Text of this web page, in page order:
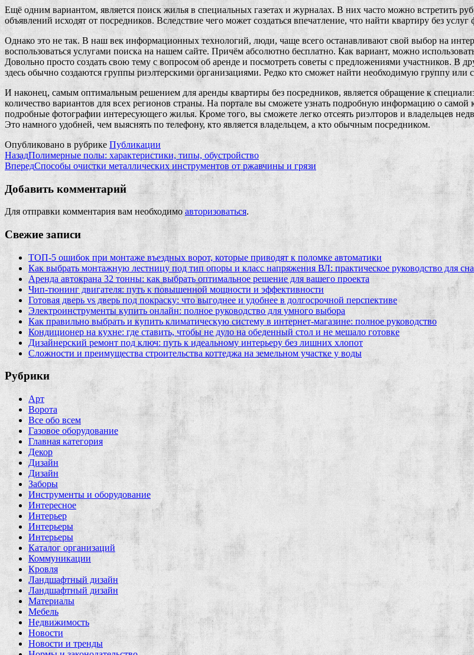
Ещё одним вариантом, является поиск жилья в специальных газетах и журналах. В них часто можно встретить
объявлений исходят от посредников. Вследствие чего может создаться впечатление, что найти квартиру без
Однако это не так. В наш век информационных технологий, люди, чаще всего останавливают свой выбор на
воспользоваться услугами поиска на нашем сайте. Причём абсолютно бесплатно. Как вариант, можно
Довольно просто создать свою тему с вопросом об аренде и посмотреть советы с предложениями участников. В
здесь обычно создаются группы риэлтерскими организациями. Редко кто сможет найти необходимую группу или
И наконец, самым оптимальным решением для аренды квартиры без посредников, является обращение к
количество вариантов для всех регионов страны. На портале вы сможете узнать подробную информацию о самой
подробные фотографии интересующего жилья. Кроме того, вы сможете легко отсеять риэлторов и владельцев
Это намного удобней, чем выяснять по телефону, кто является владельцем, а кто обычным посредником.
Опубликовано в рубрике Публикации
НазадПолимерные полы: характеристики, типы, обустройство
ВпередСпособы очистки металлических инструментов от ржавчины и грязи
Добавить комментарий
Для отправки комментария вам необходимоавторизоваться.
Свежие записи
ТОП-5 ошибок при монтаже въездных ворот, которые приводят к поломке автоматики
Как выбрать монтажную лестницу под тип опоры и класс напряжения ВЛ: практическое руководство для
Аренда автокрана 32 тонны: как выбрать оптимальное решение для вашего проекта
Чип‑тюнинг двигателя: путь к повышенной мощности и эффективности
Готовая дверь vs дверь под покраску: что выгоднее и удобнее в долгосрочной перспективе
Электроинструменты купить онлайн: полное руководство для умного выбора
Как правильно выбрать и купить климатическую систему в интернет‑магазине: полное руководство
Кондиционер на кухне: где ставить, чтобы не дуло на обеденный стол и не мешало готовке
Дизайнерский ремонт под ключ: путь к идеальному интерьеру без лишних хлопот
Сложности и преимущества строительства коттеджа на земельном участке у воды
Рубрики
Арт
Ворота
Все обо всем
Газовое оборудование
Главная категория
Декор
Дизайн
Дизайн
Заборы
Инструменты и оборудование
Интересное
Интерьер
Интерьеры
Интерьеры
Каталог организаций
Коммуникации
Кровля
Ландшафтный дизайн
Ландшафтный дизайн
Материалы
Мебель
Недвижимость
Новости
Новости и тренды